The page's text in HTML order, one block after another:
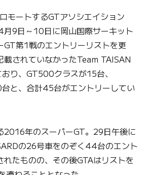
モートするGTアソシエイション
月9日～10日に岡山国際サーキット
GT第1戦のエントリーリストを更
載されていなかったTeam TAISAN
り、GT500クラスが15台、
と、合計45台がエントリーしてい
2016年のスーパーGT。29日午後に
の26号車をのぞく44台のエント
れたものの、その後GTAはリストを